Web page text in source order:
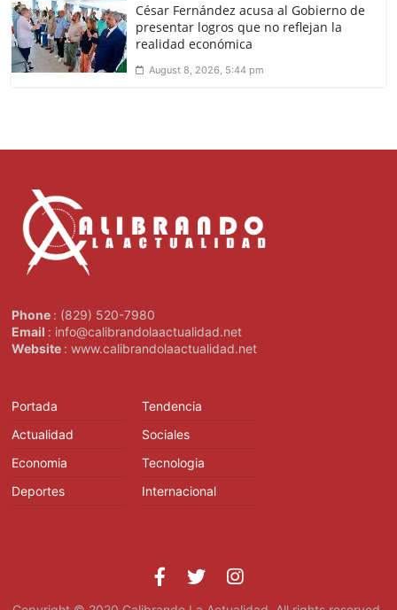
César Fernández acusa al Gobierno de
presentar logros que no reflejan la
realidad económica
August 8, 2026, 5:44 pm
Phone : (829) 520-7980
Email : info@calibrandolaactualidad.net
Website : www.calibrandolaactualidad.net
Portada
Actualidad
Economia
Deportes
Tendencia
Sociales
Tecnologia
Internacional